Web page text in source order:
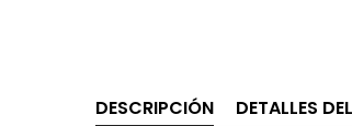
DESCRIPCIÓN DETALLES